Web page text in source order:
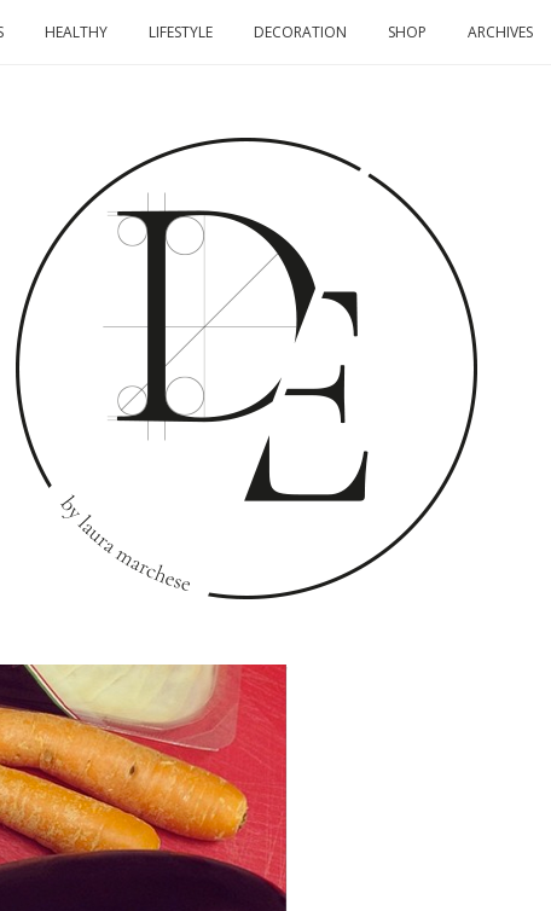
HEALTHY LIFESTYLE DECORATION SHOP ARCHIVES
DOMINO
EFFECT